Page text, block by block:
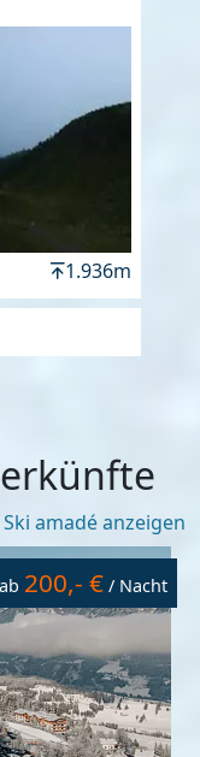
1.936m
amadé anzeigen
ab 200,- € / Nacht